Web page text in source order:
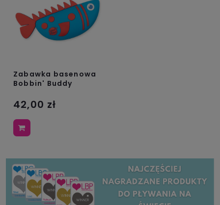
Zabawka basenowa
Bobbin' Buddy
42,00 zł